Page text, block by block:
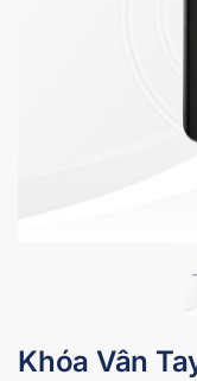
Khóa Vân